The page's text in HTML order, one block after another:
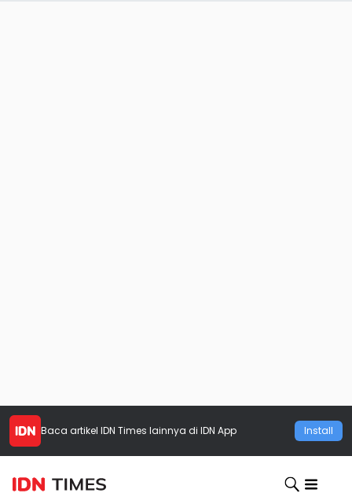
Baca artikel IDN Times lainnya di IDN App Install